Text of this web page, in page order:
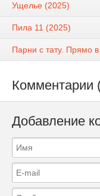
Ущелье (2025)
Пила 11 (2025)
Парни с тату. Прямо
Комментарии
Добавление